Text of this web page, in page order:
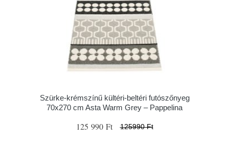
Szürke-krémszínű kültéri-beltéri futószőnyeg
70x270 cm Asta Warm Grey – Pappelina
125 990 Ft 125990 Ft